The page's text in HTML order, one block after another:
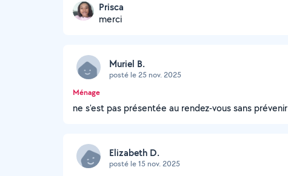
Prisca
merci
Muriel B.
posté le 25 nov. 2025
Ménage
ne s'est pas présentée au rendez-vous sans prévenir
Elizabeth D.
posté le 15 nov. 2025